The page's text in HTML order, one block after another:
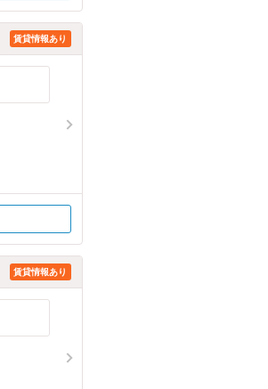
賃貸情報あり
賃貸情報あり